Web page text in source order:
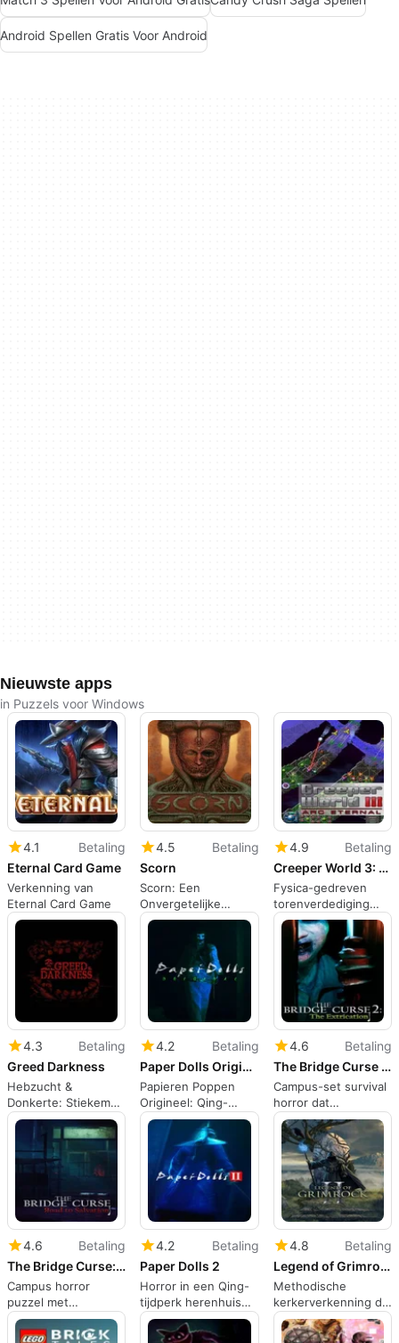
Android Spellen Gratis Voor Android
Nieuwste apps
in Puzzels voor Windows
4.1
Betaling
Eternal Card Game
Verkenning van
Eternal Card Game
4.5
Betaling
Scorn
Scorn: Een
Onvergetelijke
Horror Avontuur
4.9
Betaling
Creeper World 3: Arc Eternal
Fysica-gedreven
torenverdediging
met
terreinmanipulatie en
puzzel-schaal
kaarten
4.3
Betaling
Greed Darkness
Hebzucht &
Donkerte: Stiekeme
sensorische puzzels
in een donkere
vesting
4.2
Betaling
Paper Dolls Original
Papieren Poppen
Origineel: Qing-
dynastie horror die
ritueel en angst
bevoordeelt
4.6
Betaling
The Bridge Curse 2: The Extrication
Campus-set survival
horror dat
onderzoek, puzzels
en stealth mengt
4.6
Betaling
The Bridge Curse: Road to Salvation
Campus horror
puzzel met
Taiwanese folklore
en roterende
4.2
Betaling
Paper Dolls 2
Horror in een Qing-
tijdperk herenhuis
met puzzelgedreven
onderzoek
4.8
Betaling
Legend of Grimrock 2
Methodische
kerkerverkenning die
logica, verkenning
en partijtactieken